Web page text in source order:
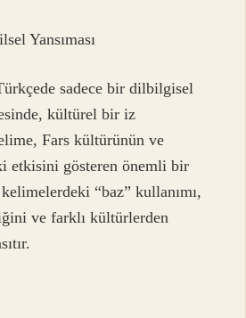
Yansıması
sadece bir dilbilgisel
kültürel bir iz
Fars kültürünün ve
etkisini gösteren önemli bir
“baz” kullanımı,
ve farklı kültürlerden